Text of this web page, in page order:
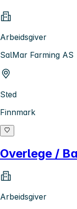
Arbeidsgiver
SalMar Farming AS
Sted
Finnmark
Overlege /
Arbeidsgiver